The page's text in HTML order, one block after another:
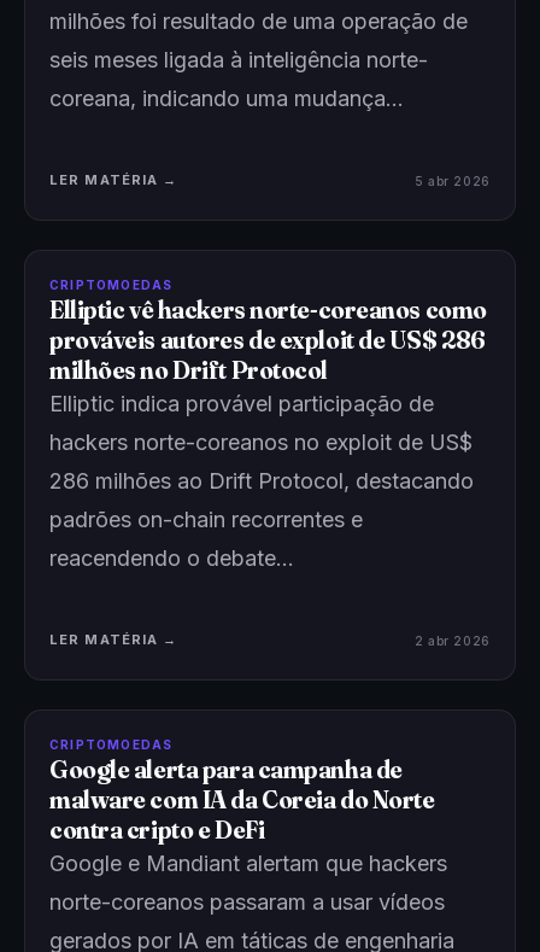
milhões foi resultado de uma operação de
seis meses ligada à inteligência norte-
coreana, indicando uma mudança…
LER MATÉRIA → 5 abr 2026
CRIPTOMOEDAS
Elliptic vê hackers norte-coreanos como
prováveis autores de exploit de US$ 286
milhões no Drift Protocol
Elliptic indica provável participação de
hackers norte-coreanos no exploit de US$
286 milhões ao Drift Protocol, destacando
padrões on-chain recorrentes e
reacendendo o debate…
LER MATÉRIA → 2 abr 2026
CRIPTOMOEDAS
Google alerta para campanha de
malware com IA da Coreia do Norte
contra cripto e DeFi
Google e Mandiant alertam que hackers
norte-coreanos passaram a usar vídeos
gerados por IA em táticas de engenharia